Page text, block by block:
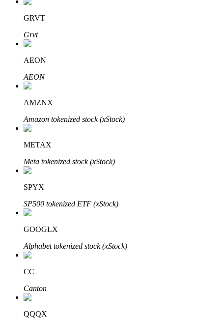
Zdobądź długoterminowy zysk i elastyczne zainteresowania
Naucz się stakingu
Dowiedz się, jak uzyskać dochód pasywny
GRVT
Grvt
AEON
AEON
AMZNX
Amazon tokenized stock (xStock)
METAX
Meta tokenized stock (xStock)
SPYX
SP500 tokenized ETF (xStock)
GOOGLX
Alphabet tokenized stock (xStock)
CC
Canton
QQQX